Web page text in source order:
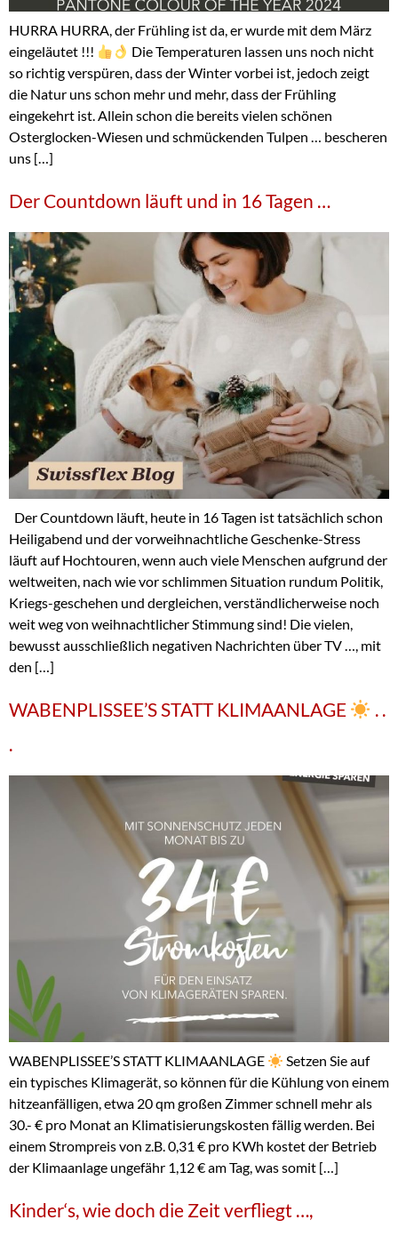
HURRA HURRA, der Frühling ist da, er wurde mit dem März
eingeläutet !!!
Die Temperaturen lassen uns noch nicht
so richtig verspüren, dass der Winter vorbei ist, jedoch zeigt
die Natur uns schon mehr und mehr, dass der Frühling
eingekehrt ist. Allein schon die bereits vielen schönen
Osterglocken-Wiesen und schmückenden Tulpen … bescheren
uns […]
Der Countdown läuft und in 16 Tagen …
Der Countdown läuft, heute in 16 Tagen ist tatsächlich schon
Heiligabend und der vorweihnachtliche Geschenke-Stress
läuft auf Hochtouren, wenn auch viele Menschen aufgrund der
weltweiten, nach wie vor schlimmen Situation rundum Politik,
Kriegs-geschehen und dergleichen, verständlicherweise noch
weit weg von weihnachtlicher Stimmung sind! Die vielen,
bewusst ausschließlich negativen Nachrichten über TV …, mit
den […]
WABENPLISSEE’S STATT KLIMAANLAGE
. .
.
WABENPLISSEE’S STATT KLIMAANLAGE
Setzen Sie auf
ein typisches Klimagerät, so können für die Kühlung von einem
hitzeanfälligen, etwa 20 qm großen Zimmer schnell mehr als
30.- € pro Monat an Klimatisierungskosten fällig werden. Bei
einem Strompreis von z.B. 0,31 € pro KWh kostet der Betrieb
der Klimaanlage ungefähr 1,12 € am Tag, was somit […]
Kinder‘s, wie doch die Zeit verfliegt …,